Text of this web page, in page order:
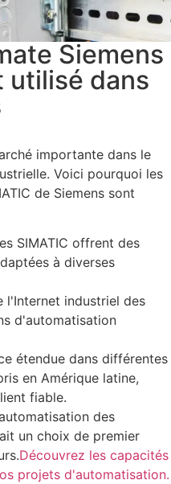
Siemens
utilisé dans
importante dans le
Voici pourquoi les
de Siemens sont
SIMATIC offrent des
à diverses
l'Internet industriel des
d'automatisation
étendue dans différentes
en Amérique latine,
fiable.
des
un choix de premier
Découvrez les capacités
projets d'automatisation.